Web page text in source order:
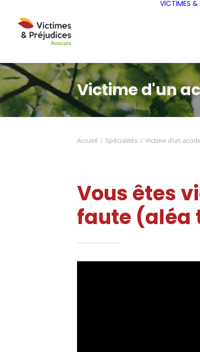
VICTIMES &
Victime d'un
Accueil Spécialités Victime d’un
Vous êtes
faute (aléa